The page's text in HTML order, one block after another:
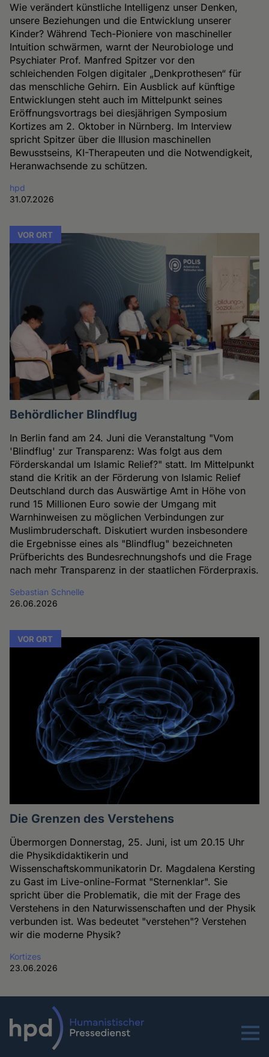
Wie verändert künstliche Intelligenz unser Denken,
unsere Beziehungen und die Entwicklung unserer
Kinder? Während Tech-Pioniere von maschineller
Intuition schwärmen, warnt der Neurobiologe und
Psychiater Prof. Manfred Spitzer vor den
schleichenden Folgen digitaler „Denkprothesen“ für
das menschliche Gehirn. Ein Ausblick auf künftige
Entwicklungen steht auch im Mittelpunkt seines
Eröffnungsvortrags bei diesjährigen Symposium
Kortizes am 2. Oktober in Nürnberg. Im Interview
spricht Spitzer über die Illusion maschinellen
Bewusstseins, KI-Therapeuten und die Notwendigkeit,
Heranwachsende zu schützen.
hpd
31.07.2026
VOR ORT
Behördlicher Blindflug
In Berlin fand am 24. Juni die Veranstaltung "Vom
'Blindflug' zur Transparenz: Was folgt aus dem
Förderskandal um Islamic Relief?" statt. Im Mittelpunkt
stand die Kritik an der Förderung von Islamic Relief
Deutschland durch das Auswärtige Amt in Höhe von
rund 15 Millionen Euro sowie der Umgang mit
Warnhinweisen zu möglichen Verbindungen zur
Muslimbruderschaft. Diskutiert wurden insbesondere
die Ergebnisse eines als "Blindflug" bezeichneten
Prüfberichts des Bundesrechnungshofs und die Frage
nach mehr Transparenz in der staatlichen Förderpraxis.
Sebastian Schnelle
26.06.2026
VOR ORT
Die Grenzen des Verstehens
Übermorgen Donnerstag, 25. Juni, ist um 20.15 Uhr
die Physikdidaktikerin und
Wissenschaftskommunikatorin Dr. Magdalena Kersting
zu Gast im Live-online-Format "Sternenklar". Sie
spricht über die Problematik, die mit der Frage des
Verstehens in den Naturwissenschaften und der Physik
verbunden ist. Was bedeutet "verstehen"? Verstehen
wir die moderne Physik?
Kortizes
23.06.2026
Menu